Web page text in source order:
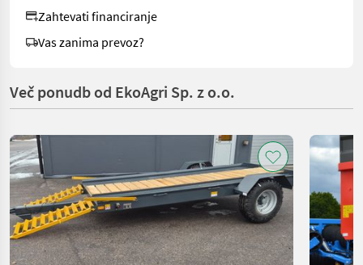
Zahtevati financiranje
Vas zanima prevoz?
Več ponudb od EkoAgri Sp. z o.o.